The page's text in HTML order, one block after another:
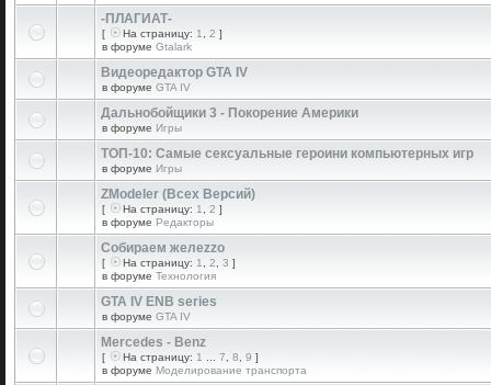
-ПЛАГИАТ-
[ На страницу: 1 2 ]
в форуме Gtalark
Видеоредактор GTA IV
в форуме GTA IV
Дальнобойщики 3 - Покорение Америки
в форуме Игры
ТОП-10: Самые сексуальные героини компьютерных игр
в форуме Игры
ZModeler (Всех Версий)
[ На страницу: 1 2 ]
в форуме Редакторы
Собираем желеzzо
[ На страницу: 1 2 3 ]
в форуме Технология
GTA IV ENB series
в форуме GTA IV
Mercedes - Benz
[ На страницу: 1 7 8 9 ]
в форуме Моделирование транспорта